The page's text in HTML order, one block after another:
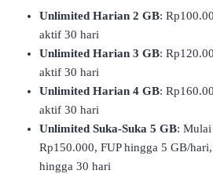
Unlimited Harian 2 GB:
aktif 30 hari
Unlimited Harian 3 GB:
aktif 30 hari
Unlimited Harian 4 GB:
aktif 30 hari
Unlimited Suka-Suka 5 GB:
Rp150.000, FUP hingga 5 GB/
hingga 30 hari